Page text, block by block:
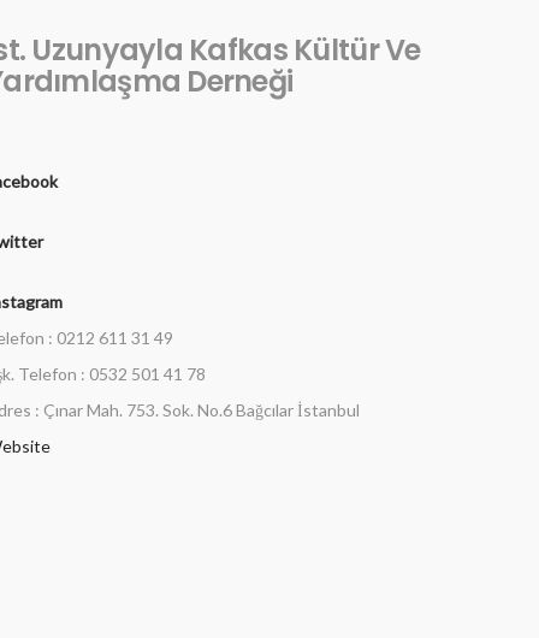
Uzunyayla Kafkas Kültür Ve
Derneği
: 0212 611 31 49
Telefon : 0532 501 41 78
: Çınar Mah. 753. Sok. No.6 Bağcılar İstanbul